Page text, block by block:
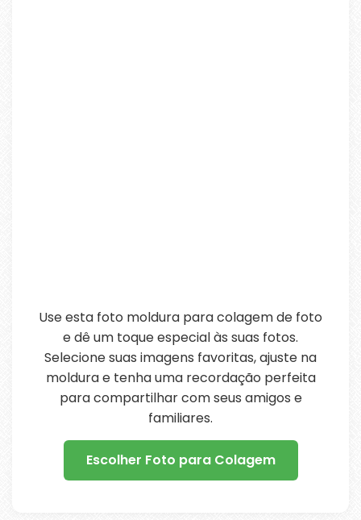
Use esta foto moldura para colagem de foto
e dê um toque especial às suas fotos.
Selecione suas imagens favoritas, ajuste na
moldura e tenha uma recordação perfeita
para compartilhar com seus amigos e
familiares.
Escolher Foto para Colagem